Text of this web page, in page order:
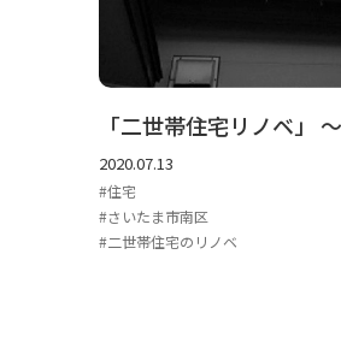
「二世帯住宅リノベ」
2020.07.13
住宅
さいたま市南区
二世帯住宅のリノベ